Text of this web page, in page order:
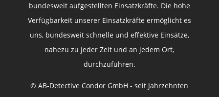
bundesweit aufgestellten Einsatzkräfte. Die hohe
Verfügbarkeit unserer Einsatzkräfte ermöglicht es
uns, bundesweit schnelle und effektive Einsätze,
nahezu zu jeder Zeit und an jedem Ort,
durchzuführen.
© AB-Detective Condor GmbH - seit Jahrzehnten